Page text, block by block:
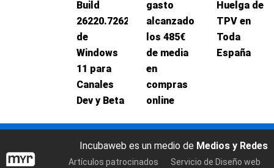
Build
26220.7262
de
Windows
11 para
Canales
Dev y Beta
gasto
alcanzado
los 485€
de media
en
compras
online
Huelga de
TPV en
Toda
España
Incubaweb es un medio de Medios y Redes
Artículos patrocinados
Servicio de Diseño web